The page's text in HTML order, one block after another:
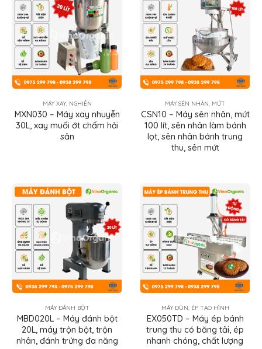
MÁY XAY, NGHIỀN
MXN030 – Máy xay nhuyễn
30L, xay muối ớt chấm hải
sản
MÁY SÊN NHÂN, MỨT
CSN10 – Máy sên nhân, mứt
100 lít, sên nhân làm bánh
lọt, sên nhân bánh trung
thu, sên mứt
MÁY ĐÁNH BỘT
MBD020L – Máy đánh bột
20L, máy trộn bột, trộn
nhân, đánh trứng đa năng
MÁY ĐÙN, ÉP TẠO HÌNH
EX050TD – Máy ép bánh
trung thu có băng tải, ép
nhanh chóng, chất lượng